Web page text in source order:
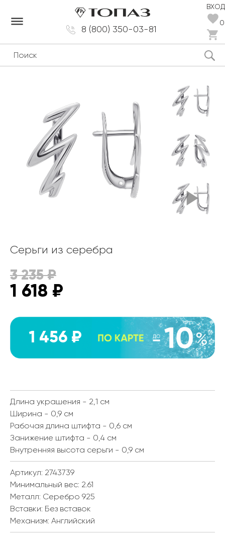
8 (800) 350-03-81
ВХОД
0
dehaze
Серьги из серебра
3 235₽
1 618 ₽
1 456 ₽
Длина украшения - 2,1 см
Ширина - 0,9 см
Рабочая длина штифта - 0,6 см
Занижение штифта - 0,4 см
Внутренняя высота серьги - 0,9 см
Артикул: 2743739
Минимальный вес: 2.61
Металл: Серебро 925
Вставки: Без вставок
Механизм: Английский